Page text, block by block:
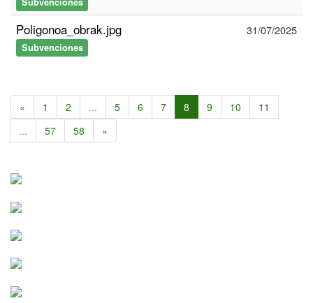
Poligonoa_obrak.jpg
Subvenciones
31/07/2025
« 1 2 ... 5 6 7 8 9 10
11
...
57 58 »